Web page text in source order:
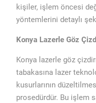
kişiler, işlem öncesi
yöntemlerini detaylı
Konya Lazerle Göz
Konya lazerle göz
tabakasına lazer
kusurlarının
prosedürdür. Bu işlem